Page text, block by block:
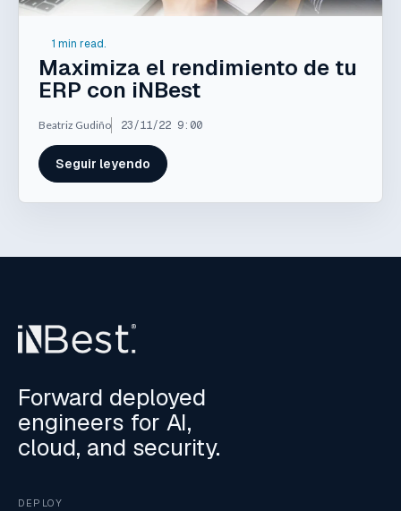
1 min read.
Maximiza el rendimiento de tu
ERP con iNBest
Beatriz Gudiño 23/11/22 9:00
Seguir leyendo
Forward deployed
engineers for AI,
cloud, and security.
DEPLOY